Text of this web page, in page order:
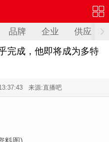
品牌 企业 供应
完成，他即将成为多特
来源:直播吧